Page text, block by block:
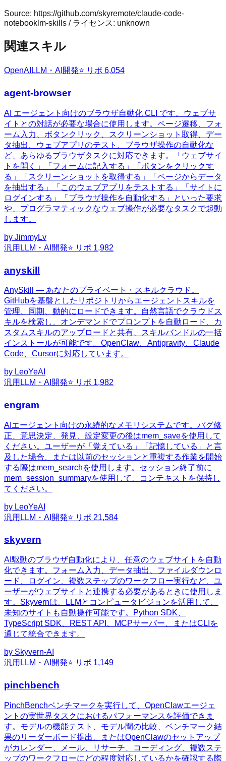
Source: https://github.com/skyremote/claude-code-
notebooklm-skills / ライセンス: unknown
関連スキル
OpenAI LLM・AI開発⭐ リポ 6,054
agent-browser
AI エージェント向けのブラウザ自動化 CLI です。ウェブサ
イトとの対話が必要な場合に使用します。ページ遷移、フォ
ーム入力、ボタンクリック、スクリーンショット取得、デー
タ抽出、ウェブアプリのテスト、ブラウザ操作の自動化な
ど、あらゆるブラウザタスクに対応できます。「ウェブサイ
トを開く」「フォームに記入する」「ボタンをクリックす
る」「スクリーンショットを取得する」「ページからデータ
を抽出する」「このウェブアプリをテストする」「サイトに
ログインする」「ブラウザ操作を自動化する」といった要求
や、プログラマティックなウェブ操作が必要なタスクで起動
します。
by JimmyLv
汎用 LLM・AI開発⭐ リポ 1,982
anyskill
AnySkill — あなたのプライベート・スキルクラウド。
GitHubを基盤としたリポジトリからエージェントスキルを
管理、同期、動的にロードできます。自然言語でクラウドス
キルを検索し、オンデマンドでプロンプトを自動ロード、カ
スタムスキルのアップロードと共有、スキルバンドルの一括
インストールが可能です。OpenClaw、Antigravity、Claude
Code、Cursorに対応しています。
by LeoYeAI
汎用 LLM・AI開発⭐ リポ 1,982
engram
AIエージェント向けの永続的なメモリシステムです。バグ修
正、意思決定、発見、設定変更の後はmem_saveを使用して
ください。ユーザーが「覚えている」「記憶している」と言
及した場合、または以前のセッションと重複する作業を開始
する際はmem_searchを使用します。セッション終了前に
mem_session_summaryを使用して、コンテキストを保持し
てください。
by LeoYeAI
汎用 LLM・AI開発⭐ リポ 21,584
skyvern
AI駆動のブラウザ自動化により、任意のウェブサイトを自動
化できます。フォーム入力、データ抽出、ファイルダウンロ
ード、ログイン、複数ステップのワークフロー実行など、ユ
ーザーがウェブサイトと連携する必要があるときに使用しま
す。Skyvernは、LLMとコンピュータビジョンを活用して、
未知のサイトも自動操作可能です。Python SDK、
TypeScript SDK、REST API、MCPサーバー、またはCLIを
通じて統合できます。
by Skyvern-AI
汎用 LLM・AI開発⭐ リポ 1,149
pinchbench
PinchBenchベンチマークを実行して、OpenClawエージェ
ントの実世界タスクにおけるパフォーマンスを評価できま
す。モデルの機能テスト、モデル間の比較、ベンチマーク結
果のリーダーボード提出、またはOpenClawのセットアップ
がカレンダー、メール、リサーチ、コーディング、複数ステ
ップのワークフローにどの程度対応しているかを確認する際